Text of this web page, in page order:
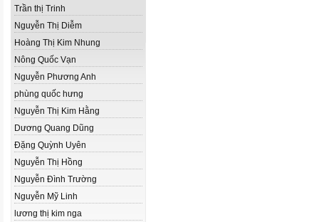
Trần thị Trinh
Nguyễn Thị Diễm
Hoàng Thị Kim Nhung
Nông Quốc Vạn
Nguyễn Phương Anh
phùng quốc hưng
Nguyễn Thị Kim Hằng
Dương Quang Dũng
Đặng Quỳnh Uyên
Nguyễn Thị Hồng
Nguyễn Đình Trường
Nguyễn Mỹ Linh
lương thị kim nga